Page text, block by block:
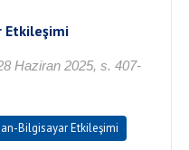
Etkileşimi
Haziran 2025, s. 407-
Bilgisayar Etkileşimi